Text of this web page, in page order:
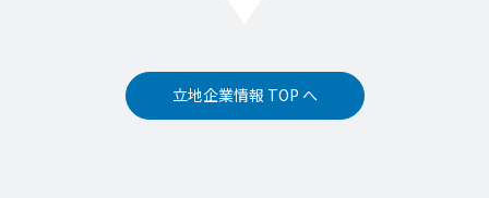
立地企業情報 TOP へ